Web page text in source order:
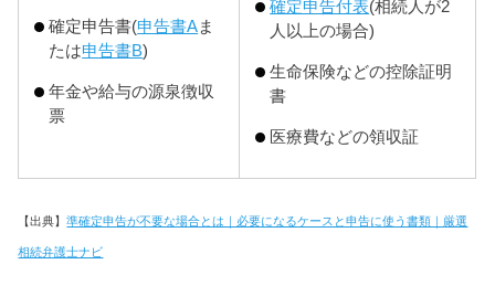
確定申告書(申告書Aま
たは申告書B)
年金や給与の源泉徴収
票
確定申告付表(相続人が2
人以上の場合)
生命保険などの控除証明
書
医療費などの領収証
【出典】準確定申告が不要な場合とは｜必要になるケースと申告に使う書類｜厳選
相続弁護士ナビ